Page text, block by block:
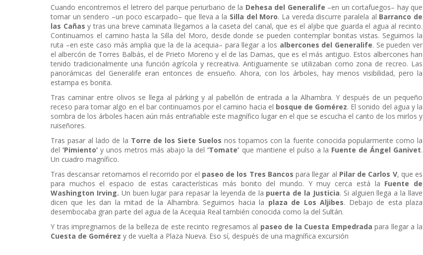
Cuando encontremos el letrero del parque periurbano de la Dehesa del Generalife –en un cortafuegos– hay que
tomar un sendero –un poco escarpado– que lleva a la Silla del Moro. La vereda discurre paralela al Barranco de
las Cañas y tras una breve caminata llegamos a la caseta del canal, que es el aljibe que guarda el agua al recinto.
Continuamos el camino hasta la Silla del Moro, desde donde se pueden contemplar bonitas vistas. Seguimos la
ruta –en este caso más amplia que la de la acequia– para llegar a los albercones del Generalife. Se pueden ver
el albercón de Torres Balbás, el de Prieto Moreno y el de las Damas, que es el más antiguo. Estos albercones han
tenido tradicionalmente una función agrícola y recreativa. Antiguamente se utilizaban como zona de recreo. Las
panorámicas del Generalife eran entonces de ensueño. Ahora, con los árboles, hay menos visibilidad, pero la
estampa es bonita.
Tras caminar entre olivos se llega al párking y al pabellón de entrada a la Alhambra. Y después de un pequeño
receso para tomar algo en el bar continuamos por el camino hacia el bosque de Gomérez. El sonido del agua y la
sombra de los árboles hacen aún más entrañable este magnífico lugar en el que se escucha el canto de los mirlos y
ruiseñores.
Tras pasar al lado de la Torre de los Siete Suelos nos topamos con la fuente conocida popularmente como la
del‘Pimiento’ y unos metros más abajo la del‘Tomate’ que mantiene el pulso a la Fuente de Ángel Ganivet.
Un cuadro magnífico.
Tras descansar retomamos el recorrido por el paseo de los Tres Bancos para llegar al Pilar de Carlos V, que es
para muchos el espacio de estas características más bonito del mundo. Y muy cerca está la Fuente de
Washington Irving. Un buen lugar para repasar la leyenda de la puerta de la Justicia. Si alguien llega a la llave
dicen que les dan la mitad de la Alhambra. Seguimos hacia la plaza de Los Aljibes. Debajo de esta plaza
desembocaba gran parte del agua de la Acequia Real también conocida como la del Sultán.
Y tras impregnarnos de la belleza de este recinto regresamos al paseo de la Cuesta Empedrada para llegar a la
Cuesta de Gomérez y de vuelta a Plaza Nueva. Eso sí, después de una magnífica excursión